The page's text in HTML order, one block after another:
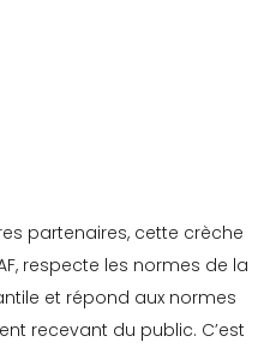
partenaires, cette crèche
respecte les normes de la
et répond aux normes
recevant du public. C’est